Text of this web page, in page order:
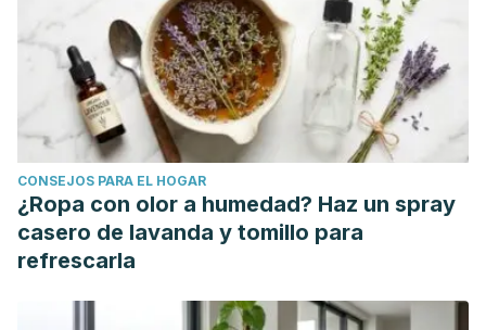
CONSEJOS PARA EL HOGAR
¿Ropa con olor a humedad? Haz un spray
casero de lavanda y tomillo para
refrescarla